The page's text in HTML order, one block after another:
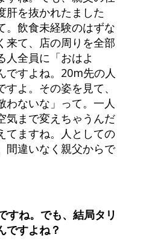
肝を抜かれたました
。飲食未経験のはずな
来て、店の周りを全部
人全員に「おはよ
ですよね。20m先の人
よ。その姿を見て、
わないな」って。一人
気まで変えちゃうんだ
てますね。人としての
間違いなく親父からで
ね。でも、結局タリ
ですよね？